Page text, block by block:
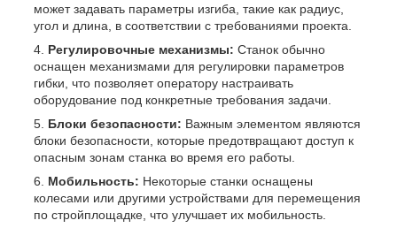
может задавать параметры изгиба, такие как радиус,
угол и длина, в соответствии с требованиями проекта.
Регулировочные механизмы: Станок обычно
оснащен механизмами для регулировки параметров
гибки, что позволяет оператору настраивать
оборудование под конкретные требования задачи.
Блоки безопасности: Важным элементом являются
блоки безопасности, которые предотвращают доступ к
опасным зонам станка во время его работы.
Мобильность: Некоторые станки оснащены
колесами или другими устройствами для перемещения
по стройплощадке, что улучшает их мобильность.